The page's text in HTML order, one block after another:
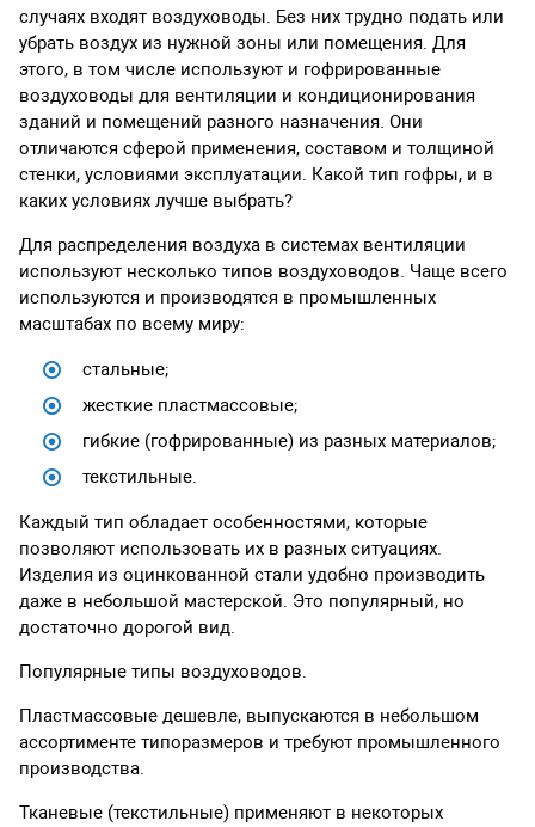
случаях входят воздуховоды. Без них трудно подать или
убрать воздух из нужной зоны или помещения. Для
этого, в том числе используют и гофрированные
воздуховоды для вентиляции и кондиционирования
зданий и помещений разного назначения. Они
отличаются сферой применения, составом и толщиной
стенки, условиями эксплуатации. Какой тип гофры, и в
каких условиях лучше выбрать?
Для распределения воздуха в системах вентиляции
используют несколько типов воздуховодов. Чаще всего
используются и производятся в промышленных
масштабах по всему миру:
стальные;
жесткие пластмассовые;
гибкие (гофрированные) из разных материалов;
текстильные.
Каждый тип обладает особенностями, которые
позволяют использовать их в разных ситуациях.
Изделия из оцинкованной стали удобно производить
даже в небольшой мастерской. Это популярный, но
достаточно дорогой вид.
Популярные типы воздуховодов.
Пластмассовые дешевле, выпускаются в небольшом
ассортименте типоразмеров и требуют промышленного
производства.
Тканевые (текстильные) применяют в некоторых